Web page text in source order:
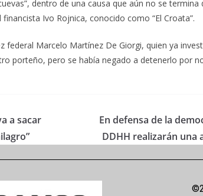
dentro de una causa que aún no se termina
Ivo Rojnica, conocido como “El Croata”.
federal Marcelo Martínez De Giorgi, quien ya
porteño, pero se había negado a detenerlo por
a sacar
En defensa de la
DDHH realizarán una